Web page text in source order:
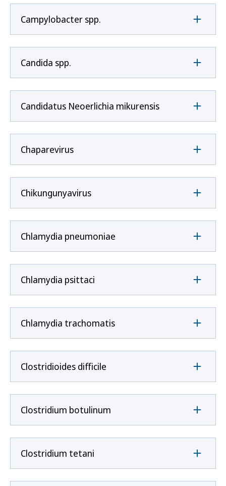
Campylobacter spp.
Candida spp.
Candidatus Neoerlichia mikurensis
Chaparevirus
Chikungunyavirus
Chlamydia pneumoniae
Chlamydia psittaci
Chlamydia trachomatis
Clostridioides difficile
Clostridium botulinum
Clostridium tetani